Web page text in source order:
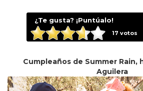
¿Te gusta? ¡Puntúalo!
17 votos
Cumpleaños de Summer Rain,
Aguilera